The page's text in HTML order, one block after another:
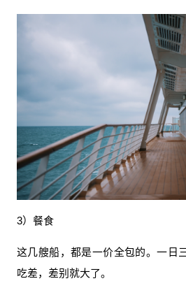
3）餐食
这几艘船，都是一价全包的。一日
吃差，差别就大了。